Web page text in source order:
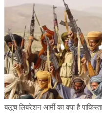
बलूच लिबरेशन आर्मी का क्या है